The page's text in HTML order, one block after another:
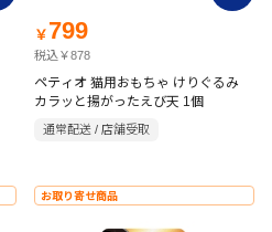
￥ 799
税込￥878
ペティオ 猫用おもちゃ けりぐるみ
カラッと揚がったえび天 1個
通常配送 / 店舗受取
お取り寄せ商品